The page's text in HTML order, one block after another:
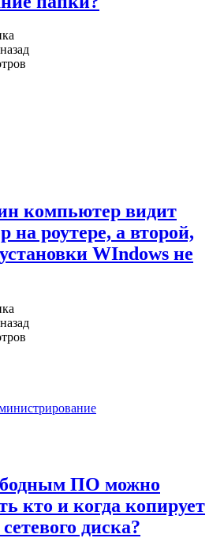
компьютер видит
на роутере, а второй,
WIndows не
ПО можно
кто и когда копирует
диска?